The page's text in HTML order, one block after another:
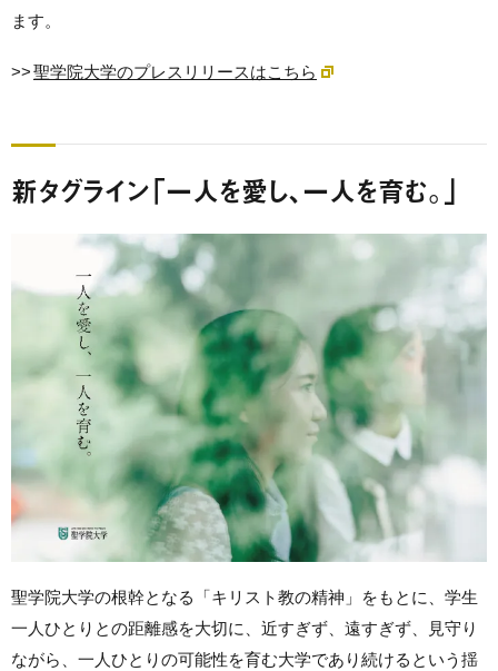
ます。
>>聖学院大学のプレスリリースはこちら
新タグライン「一人を愛し、一人を育む。」
聖学院大学の根幹となる「キリスト教の精神」をもとに、学生
一人ひとりとの距離感を大切に、近すぎず、遠すぎず、見守り
ながら、一人ひとりの可能性を育む大学であり続けるという揺